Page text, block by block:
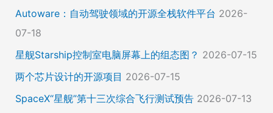
Autoware：自动驾驶领域的开源全栈软件平台 2026-
07-18
星舰Starship控制室电脑屏幕上的组态图？ 2026-07-15
两个芯片设计的开源项目 2026-07-15
SpaceX“星舰”第十三次综合飞行测试预告 2026-07-13